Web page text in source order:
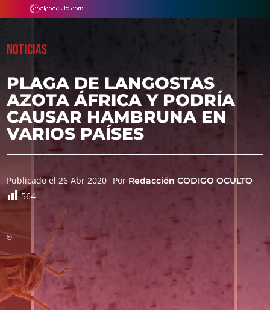
NOTICIAS
PLAGA DE LANGOSTAS
AZOTA ÁFRICA Y PODRÍA
CAUSAR HAMBRUNA EN
VARIOS PAÍSES
Publicado el 26 Abr 2020 Por Redacción CODIGO OCULTO
564
©